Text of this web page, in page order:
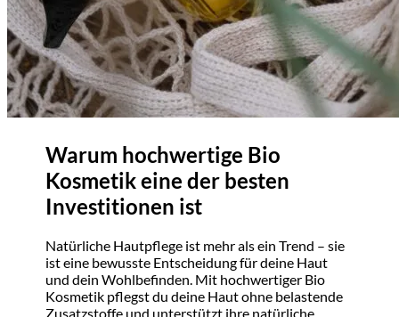
Warum hochwertige Bio
Kosmetik eine der besten
Investitionen ist
Natürliche Hautpflege ist mehr als ein Trend – sie
ist eine bewusste Entscheidung für deine Haut
und dein Wohlbefinden. Mit hochwertiger Bio
Kosmetik pflegst du deine Haut ohne belastende
Zusatzstoffe und unterstützt ihre natürliche